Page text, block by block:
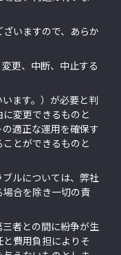
いますので、あらか
更、中断、中止する
ます。）が必要と判
変更できるものと
適正な運用を確保す
とができるものと
ルについては、弊社
合を除き一切の責
者との間に紛争が生
費用負担によりそ